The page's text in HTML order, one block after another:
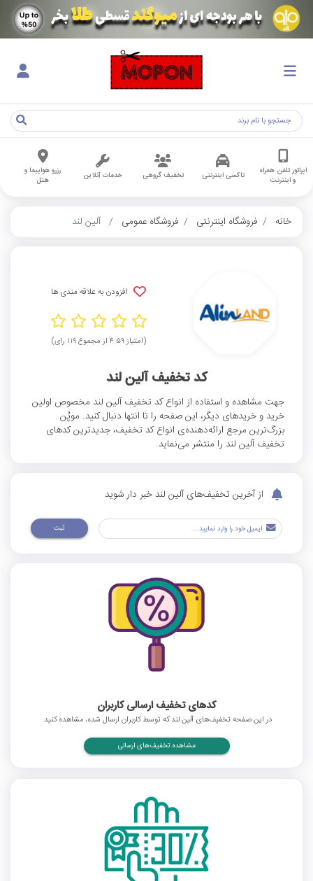
اپراتور تلفن همراه
و اینترنت
تاکسی اینترنتی تخفیف گروهی خدمات آنلاین
رزرو هواپیما و
هتل
خانه فروشگاه اینترنتی فروشگاه عمومی آلین لند
افزودن به علاقه مندی ها
(امتیاز ۴.۵۹ از مجموع ۱۱۹ رای)
کد تخفیف آلین لند
جهت مشاهده و استفاده از انواع کد تخفیف آلین لند مخصوص اولین
خرید و خریدهای دیگر، این صفحه را تا انتها دنبال کنید. موپُن
بزرگ‌ترین مرجع ارائه‌دهنده‌ی انواع کد تخفیف، جدیدترین کدهای
تخفیف آلین لند را منتشر می‌نماید.
از آخرین تخفیف‌های آلین لند خبر دار شوید
ثبت
کدهای تخفیف ارسالی کاربران
در این صفحه تخفیف‌های آلین لند که توسط کاربران ارسال شده، مشاهده کنید.
مشاهده تخفیف‌های ارسالی